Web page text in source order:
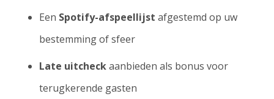
Een Spotify-afspeellijst afgestemd op uw
bestemming of sfeer
Late uitcheckaanbieden als bonus voor
terugkerende gasten